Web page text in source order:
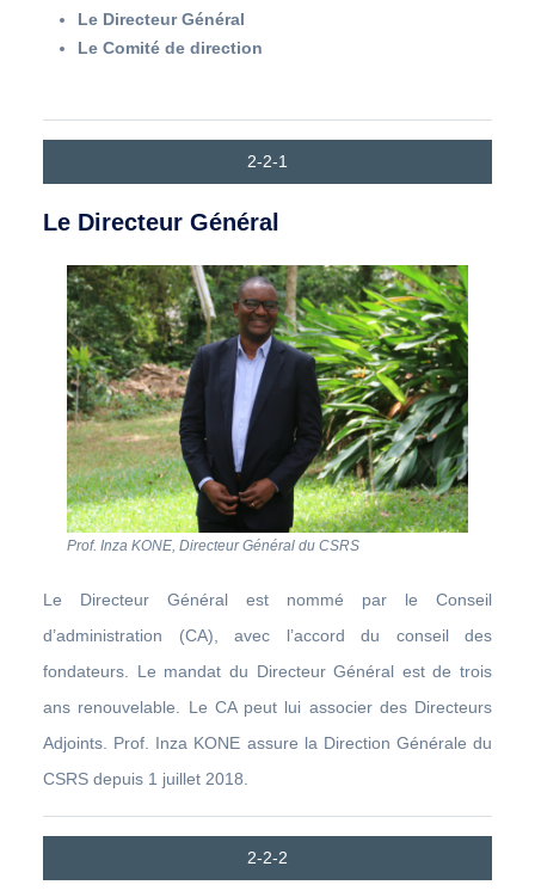
Le Directeur Général
Le Comité de direction
2-2-1
Le Directeur Général
Prof. Inza KONE, Directeur Général du CSRS
Le Directeur Général est nommé par le Conseil
d’administration (CA), avec l’accord du conseil des
fondateurs. Le mandat du Directeur Général est de trois
ans renouvelable. Le CA peut lui associer des Directeurs
Adjoints. Prof. Inza KONE assure la Direction Générale du
CSRS depuis 1 juillet 2018.
2-2-2